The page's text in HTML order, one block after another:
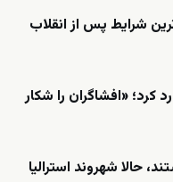
شرایط پس از انقلاب
کرد؛ «افشاگران را شکار
حالا شهروند استرالیا